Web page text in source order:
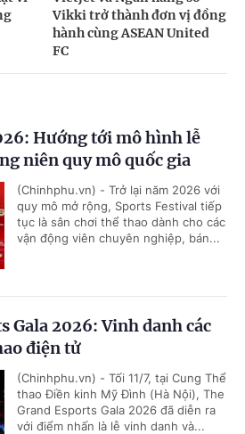
Vikki trở thành đơn vị đồng
hành cùng ASEAN United
FC
Hướng tới mô hình lễ
niên quy mô quốc gia
(Chinhphu.vn) - Trở lại năm 2026 với
quy mô mở rộng, Sports Festival tiếp
tục là sân chơi thể thao dành cho các
vận động viên chuyên nghiệp, bán...
Gala 2026: Vinh danh các
điện tử
(Chinhphu.vn) - Tối 11/7, tại Cung Thể
thao Điền kinh Mỹ Đình (Hà Nội), The
Grand Esports Gala 2026 đã diễn ra
với điểm nhấn là lễ vinh danh và...